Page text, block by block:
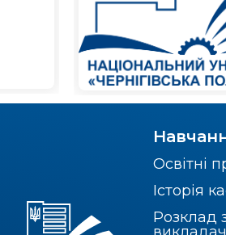
Освітні
Історія
Розклад